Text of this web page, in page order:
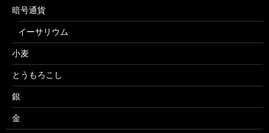
暗号通貨
イーサリウム
小麦
とうもろこし
銀
金